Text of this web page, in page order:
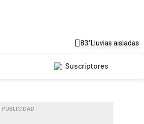
83°Lluvias aisladas
Suscriptores
PUBLICIDAD